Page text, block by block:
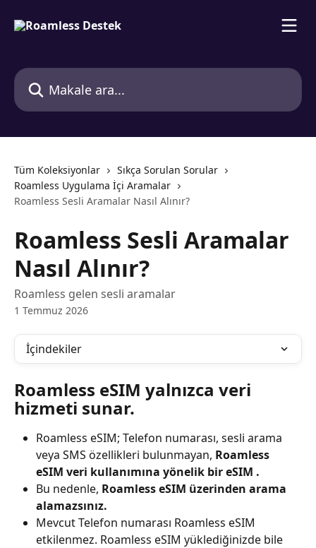
Makale ara...
Tüm Koleksiyonlar
Sıkça Sorulan Sorular
Roamless Uygulama İçi Aramalar
Roamless Sesli Aramalar Nasıl Alınır?
Roamless Sesli Aramalar
Nasıl Alınır?
Roamless gelen sesli aramalar
1 Temmuz 2026
İçindekiler
Roamless eSIM yalnızca veri
hizmeti sunar.
Roamless eSIM; Telefon numarası, sesli arama
veya SMS özellikleri bulunmayan, Roamless
eSIM veri kullanımına yönelik bir eSIM .
Bu nedenle, Roamless eSIM üzerinden arama
alamazsınız.
Mevcut Telefon numarası Roamless eSIM
etkilenmez. Roamless eSIM yüklediğinizde bile